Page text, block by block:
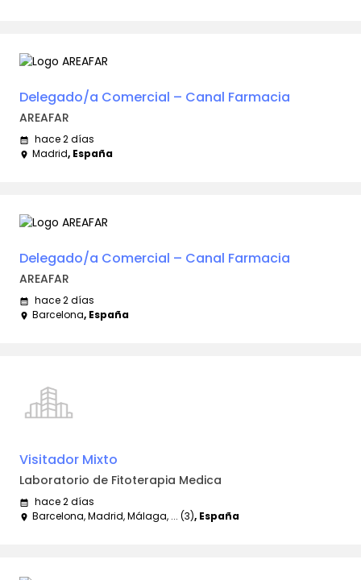
Delegado/a Comercial – Canal Farmacia
AREAFAR
calendar_month hace 2 días
place Madrid, España
Delegado/a Comercial – Canal Farmacia
AREAFAR
calendar_month hace 2 días
place Barcelona, España
Visitador Mixto
Laboratorio de Fitoterapia Medica
calendar_month hace 2 días
place Barcelona, Madrid, Málaga, ... (3), España